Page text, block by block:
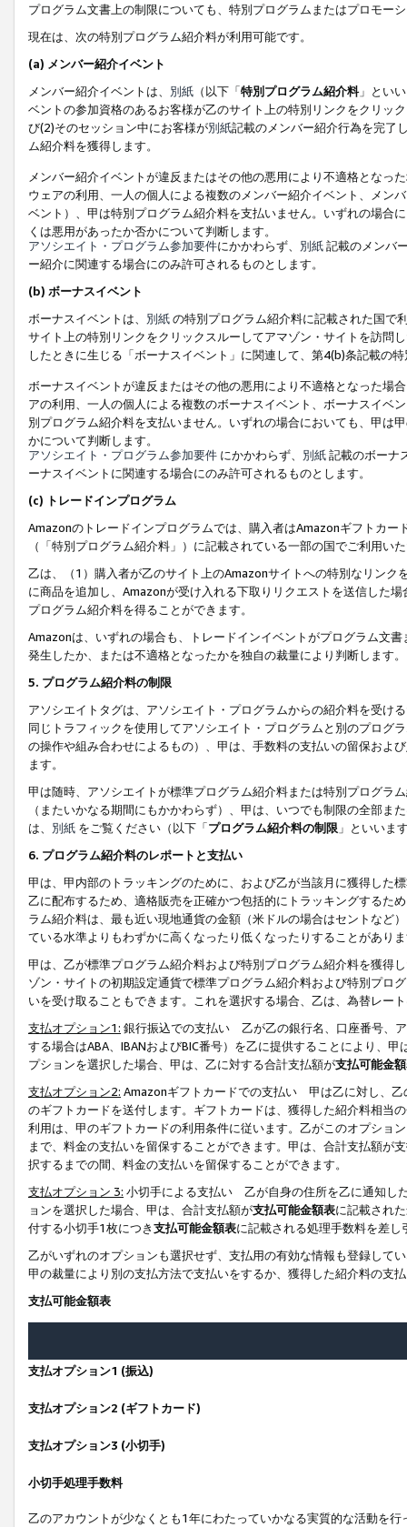
プログラム文書上の制限についても、特別プログラムまたはプロモー
現在は、次の特別プログラム紹介料が利用可能です。
(a) メンバー紹介イベント
メンバー紹介イベントは、 別紙 （以下「特別プログラム紹介料」とい
ベントの参加資格のあるお客様が乙のサイト上の特別リンクをクリッ
び(2)そのセッション中にお客様が別紙記載のメンバー紹介行為を完了
ム紹介料を獲得します。
メンバー紹介イベントが違反またはその他の悪用により不適格となっ
ウェアの利用、一人の個人による複数のメンバー紹介イベント、メン
ベント）、甲は特別プログラム紹介料を支払いません。いずれの場合
くは悪用があったか否かについて判断します。
アソシエイト・プログラム参加要件にかかわらず、 別紙記載のメンバ
ー紹介に関連する場合にのみ許可されるものとします。
(b) ボーナスイベント
ボーナスイベントは、 別紙の特別プログラム紹介料に記載された国で
サイト上の特別リンクをクリックスルーしてアマゾン・サイトを訪問
したときに生じる「ボーナスイベント」に関連して、第4(b)条記載の
ボーナスイベントが違反またはその他の悪用により不適格となった場
アの利用、一人の個人による複数のボーナスイベント、ボーナスイベ
別プログラム紹介料を支払いません。いずれの場合においても、甲は
かについて判断します。
アソシエイト・プログラム参加要件 にかかわらず、 別紙記載のボーナ
ーナスイベントに関連する場合にのみ許可されるものとします。
(c) トレードインプログラム
Amazonのトレードインプログラムでは、購入者はAmazonギフトカ
（「特別プログラム紹介料」）に記載されている一部の国でご利用い
乙は、（1）購入者が乙のサイト上のAmazonサイトへの特別なリン
に商品を追加し、Amazonが受け入れる下取りリクエストを送信した
プログラム紹介料を得ることができます。
Amazonは、いずれの場合も、トレードインイベントがプログラム文
発生したか、または不適格となったかを独自の裁量により判断します。
5. プログラム紹介料の制限
アソシエイトタグは、アソシエイト・プログラムからの紹介料を受け
同じトラフィックを使用してアソシエイト・プログラムと別のプログ
の操作や組み合わせによるもの）、甲は、手数料の支払いの留保およ
ます。
甲は随時、アソシエイトが標準プログラム紹介料または特別プログラ
（またいかなる期間にもかかわらず）、甲は、いつでも制限の全部
は、 別紙 をご覧ください（以下「プログラム紹介料の制限 」といいま
6. プログラム紹介料のレポートと支払い
甲は、甲内部のトラッキングのために、および乙が当該月に獲得した
乙に配布するため、適格販売を正確かつ包括的にトラッキングするた
ラム紹介料は、最も近い現地通貨の金額（米ドルの場合はセントなど
ている水準よりもわずかに高くなったり低くなったりすることがあり
甲は、乙が標準プログラム紹介料および特別プログラム紹介料を獲得
ゾン・サイトの初期設定通貨で標準プログラム紹介料および特別プロ
いを受け取ることもできます。これを選択する場合、乙は、為替レー
支払オプション1: 銀行振込での支払い 乙が乙の銀行名、口座番号、
する場合はABA、IBANおよびBIC番号）を乙に提供することにより、
プションを選択した場合、甲は、乙に対する合計支払額が支払可能金
支払オプション2: Amazonギフトカードでの支払い 甲は乙に対し、乙
のギフトカードを送付します。ギフトカードは、獲得した紹介料相当
利用は、甲のギフトカードの利用条件に従います。乙がこのオプショ
まで、料金の支払いを留保することができます。甲は、合計支払額が
択するまでの間、料金の支払いを留保することができます。
支払オプション 3: 小切手による支払い 乙が自身の住所を乙に通知し
ョンを選択した場合、甲は、合計支払額が支払可能金額表に記載され
付する小切手1枚につき支払可能金額表に記載される処理手数料を差し
乙がいずれのオプションも選択せず、支払用の有効な情報も登録して
甲の裁量により別の支払方法で支払いをするか、獲得した紹介料の支
支払可能金額表
支払オプション1 (振込)
支払オプション2 (ギフトカード)
支払オプション3 (小切手)
小切手処理手数料
乙のアカウントが少なくとも1年にわたっていかなる実質的な活動を